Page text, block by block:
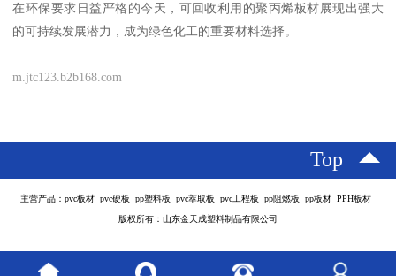
在环保要求日益严格的今天，可回收利用的聚丙烯板材展现出强大
的可持续发展潜力，成为绿色化工的重要材料选择。
m.jtc123.b2b168.com
Top
主营产品：pvc板材 pvc硬板 pp塑料板 pvc萃取板 pvc工程板 pp阻燃板 pp板材 PPH板材
版权所有：山东金天成塑料制品有限公司